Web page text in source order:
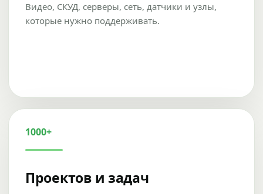
Видео, СКУД, серверы, сеть, датчики и узлы,
которые нужно поддерживать.
1000+
Проектов и задач